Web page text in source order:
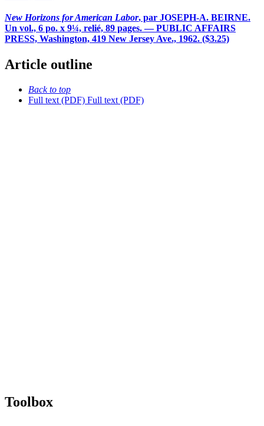
New Horizons for American Labor, par JOSEPH-A. BEIRNE.
Un vol., 6 po. x 9¼, relié, 89 pages. — PUBLIC AFFAIRS
PRESS, Washington, 419 New Jersey Ave., 1962. ($3.25)
Article outline
Back to top
Full text (PDF) Full text (PDF)
Toolbox